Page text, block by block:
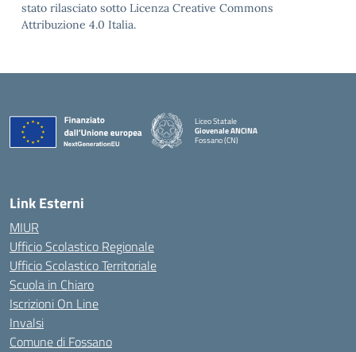
stato rilasciato sotto Licenza Creative Commons
Attribuzione 4.0 Italia.
Liceo Statale
Giovenale ANCINA
Fossano (CN)
Link Esterni
MIUR
Ufficio Scolastico Regionale
Ufficio Scolastico Territoriale
Scuola in Chiaro
Iscrizioni On Line
Invalsi
Comune di Fossano